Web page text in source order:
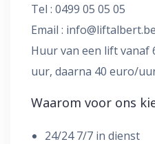
Tel : 0499 05 05 05
Email : info@liftalbert.be
Huur van een lift vanaf
uur, daarna 40 euro/
Waarom voor ons
24/24 7/7 in dienst